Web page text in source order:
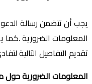
يجب أن تتضمن رسالة
المعلومات الضرورية
تقديم التفاصيل التالية
المعلومات الضرورية حول